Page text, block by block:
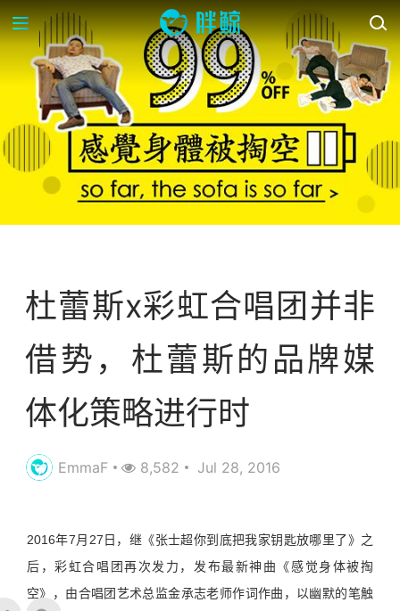
杜蕾斯x彩虹合唱团并非
借势，杜蕾斯的品牌媒
体化策略进行时
EmmaF 8,582 Jul 28, 2016
2016年7月27日，继《张士超你到底把我家钥匙放哪里了》之
后，彩虹合唱团再次发力，发布最新神曲《感觉身体被掏
空》，由合唱团艺术总监金承志老师作词作曲，以幽默的笔触